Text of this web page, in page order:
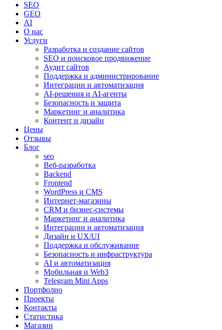
SEO
GEO
AI
О нас
Услуги
Разработка и создание сайтов
SEO и поисковое продвижение
Аудит сайтов
Поддержка и администрирование
Интеграции и автоматизация
AI-решения и AI-агенты
Безопасность и защита
Маркетинг и аналитика
Контент и дизайн
Цены
Отзывы
Блог
seo
Веб-разработка
Backend
Frontend
WordPress и CMS
Интернет-магазины
CRM и бизнес-системы
Маркетинг и аналитика
Интеграции и автоматизация
Дизайн и UX/UI
Поддержка и обслуживание
Безопасность и инфраструктура
AI и автоматизация
Мобильная и Web3
Telegram Mini Apps
Портфолио
Проекты
Контакты
Статистика
Магазин